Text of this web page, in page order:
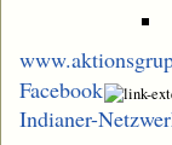
Facebook
Indianer-